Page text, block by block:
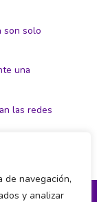
de navegación,
y analizar
son solo
una
las redes